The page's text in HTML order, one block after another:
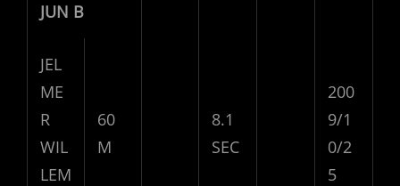
JUN B
JEL
ME
R
WIL
LEM
60
M
8.1
SEC
200
9/1
0/2
5